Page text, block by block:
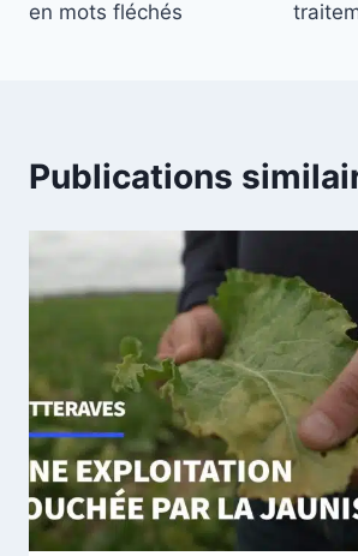
en mots fléchés
Publications